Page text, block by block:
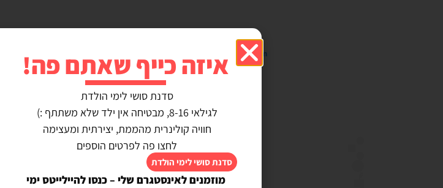
View this post on Instagram
איזה כייף שאתם פה!
סדנת סושי לימי הולדת
לגילאי 8-16, מבטיחה אין ילד שלא משתתף :)
חוויה קולינרית מהממת, יצירתית ומעצימה
לחצו פה לפרטים הוספים
סדנת סושי לימי הולדת
מוזמנים לאינסטגרם שלי – כנסו להיילייטס ימי